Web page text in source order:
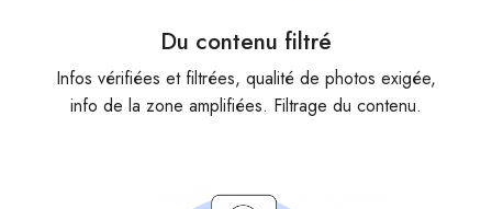
Du contenu filtré
Infos vérifiées et filtrées, qualité de photos exigée,
info de la zone amplifiées. Filtrage du contenu.